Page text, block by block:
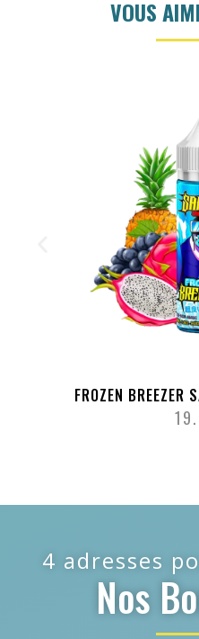
VOUS
FROZEN BREEZER
4 adresses
Nos